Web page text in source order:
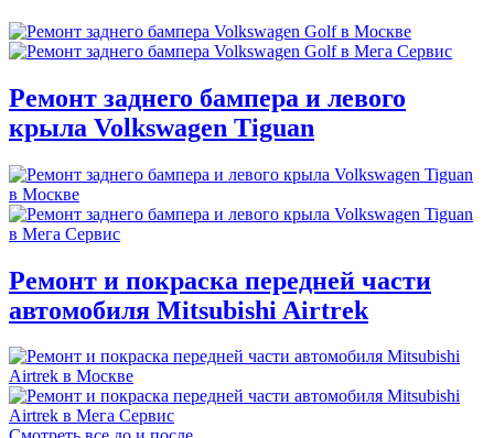
Ремонт заднего бампера и левого
крыла Volkswagen Tiguan
Ремонт и покраска передней части
автомобиля Mitsubishi Airtrek